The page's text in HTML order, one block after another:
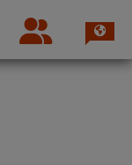
Login